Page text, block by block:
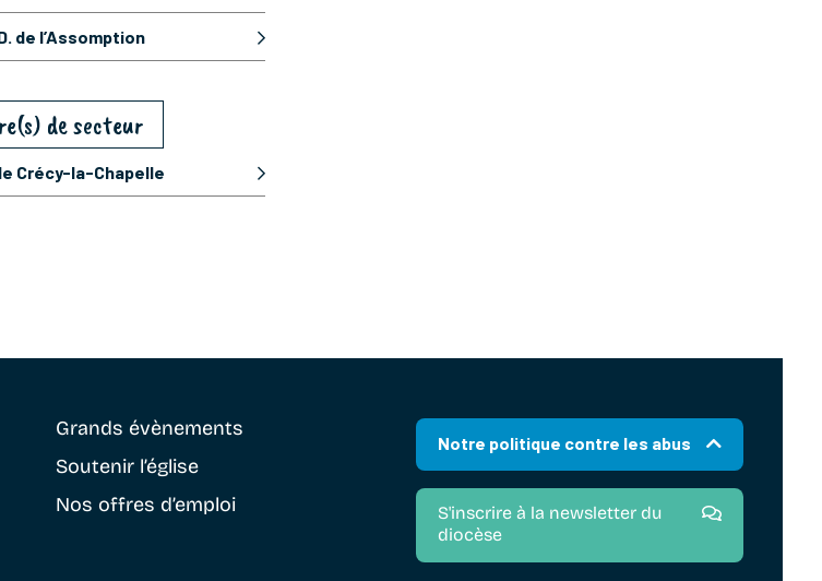
de l’Assomption
de secteur
Crécy-la-Chapelle
Grands évènements
Soutenir l’église
Nos offres d’emploi
Notre politique contre les abus
S'inscrire à la newsletter du
diocèse